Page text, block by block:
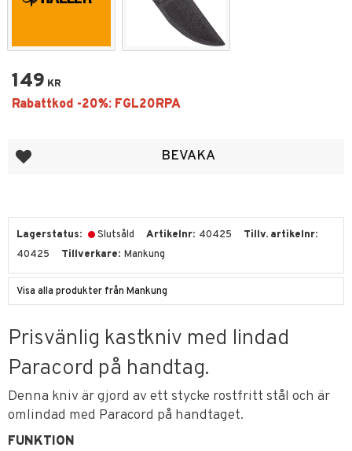
149 KR
Lägg till i favoriter BEVAKA
Lagerstatus Slutsåld Artikelnr 40425
Tillv. artikelnr
40425
Tillverkare Mankung
Visa alla produkter från Mankung
Prisvänlig kastkniv med lindad
Paracord på handtag.
Denna kniv är gjord av ett stycke rostfritt stål och är
omlindad med Paracord på handtaget.
FUNKTION